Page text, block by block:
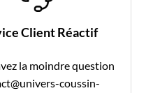
Client Réactif
la moindre question
coussin-